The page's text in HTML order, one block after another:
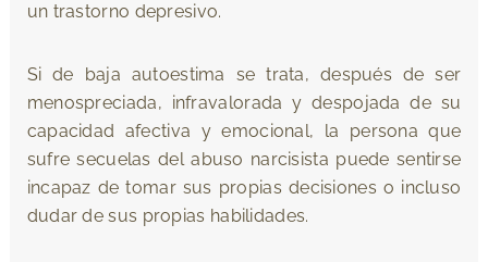
un trastorno depresivo.
Si de baja autoestima se trata, después de ser
menospreciada, infravalorada y despojada de su
capacidad afectiva y emocional, la persona que
sufre secuelas del abuso narcisista puede sentirse
incapaz de tomar sus propias decisiones o incluso
dudar de sus propias habilidades.